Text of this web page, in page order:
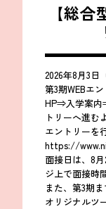
【総
2026年8月3日
第3期WEBエ
HP⇒入学案内
トリーへ進む
エントリーを
https://
面接日は、8
ジ上で面接時
また、第3期
オリジナルツ